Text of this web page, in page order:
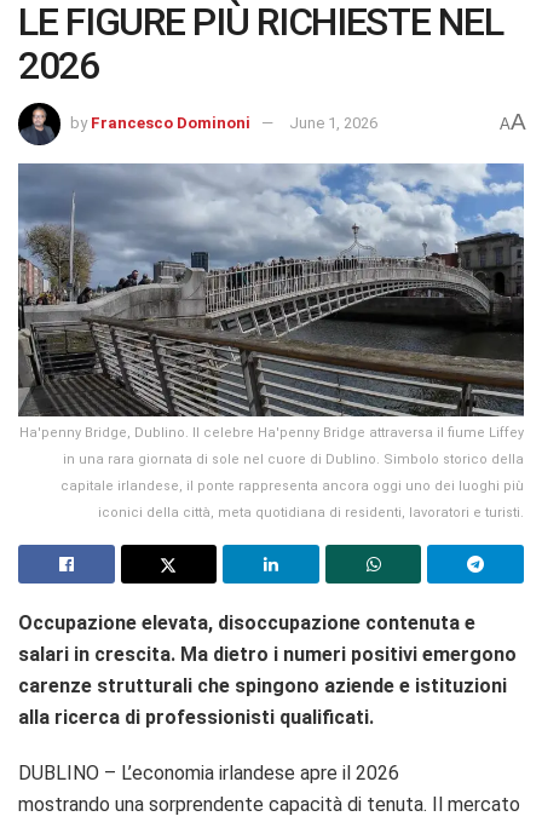
LE FIGURE PIÙ RICHIESTE NEL
2026
by Francesco Dominoni June 1, 2026 AA
Ha'penny Bridge, Dublino. Il celebre Ha'penny Bridge attraversa il fiume Liffey
in una rara giornata di sole nel cuore di Dublino. Simbolo storico della
capitale irlandese, il ponte rappresenta ancora oggi uno dei luoghi più
iconici della città, meta quotidiana di residenti, lavoratori e turisti.
Occupazione elevata, disoccupazione contenuta e
salari in crescita. Ma dietro i numeri positivi emergono
carenze strutturali che spingono aziende e istituzioni
alla ricerca di professionisti qualificati.
DUBLINO – L’economia irlandese apre il 2026
mostrando una sorprendente capacità di tenuta. Il mercato